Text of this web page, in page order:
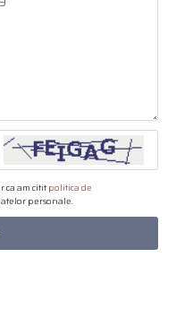
ca am citit politica de
personale.